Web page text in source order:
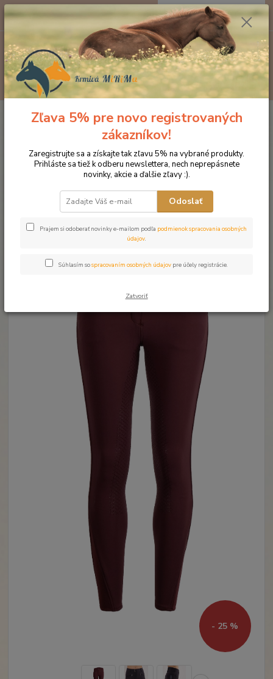
Menu
0ks
za0 €
Značka oblečenia MONTAR ZĽAVY!
Jazdecké nohavice
MONTAR jazdecké nohavice LYDIA vysoký pás
MONTAR jazdecké nohavice
LYDIA vysoký pás
Akcia
- 25 %
Zľava 5% pre novo registrovaných
zákazníkov!
Zaregistrujte sa a získajte tak zľavu 5% na vybrané produkty.
Prihláste sa tiež k odberu newslettera, nech neprepásnete
novinky, akcie a ďalšie zľavy :).
Odoslať
Prajem si odoberať novinky e-mailom podľa podmienok spracovania osobných
údajov.
Súhlasím sospracovaním osobných údajov pre účely registrácie.
Zatvoriť